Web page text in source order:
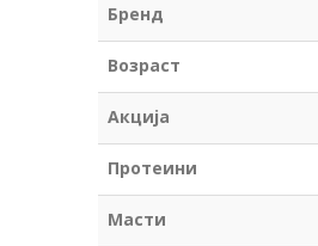
Бренд
Возраст
Акција
Протеини
Масти